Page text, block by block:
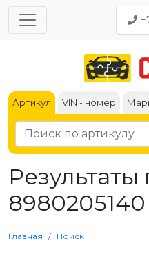
Артикул VIN - номер
Результаты
8980205140
Главная Поиск